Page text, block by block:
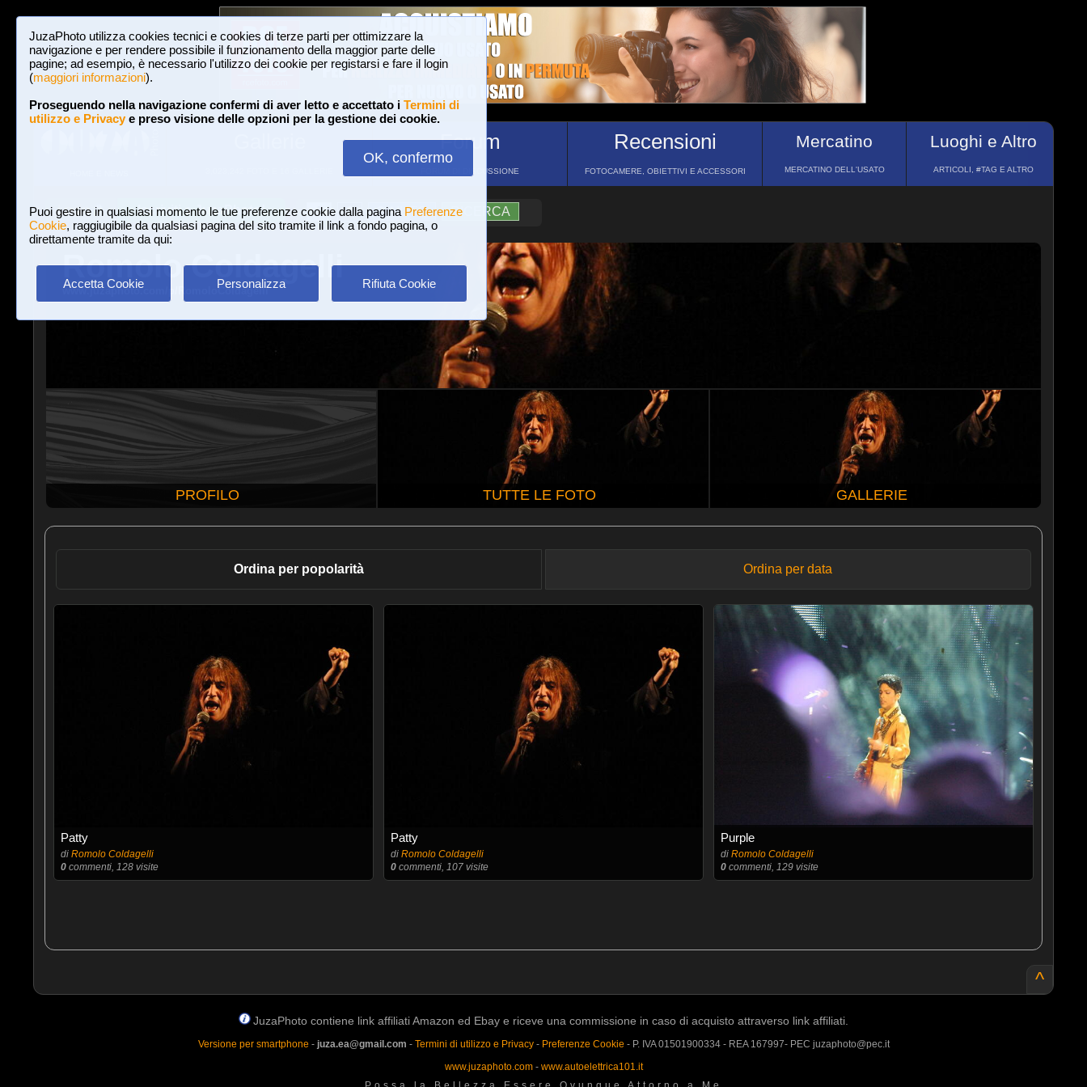
JuzaPhoto utilizza cookies tecnici e cookies di terze parti per ottimizzare la
navigazione e per rendere possibile il funzionamento della maggior parte delle
pagine; ad esempio, è necessario l'utilizzo dei cookie per registarsi e fare il login
(maggiori informazioni).
Proseguendo nella navigazione confermi di aver letto e accettato i Termini di
utilizzo e Privacye preso visione delle opzioni per la gestione dei cookie.
OK, confermo
Puoi gestire in qualsiasi momento le tue preferenze cookie dalla pagina Preferenze
Cookie, raggiugibile da qualsiasi pagina del sito tramite il link a fondo pagina, o
direttamente tramite da qui:
Accetta Cookie Personalizza Rifiuta Cookie
Forum
FORUM DI DISCUSSIONE
Recensioni
FOTOCAMERE, OBIETTIVI E ACCESSORI
Mercatino
MERCATINO DELL'USATO
Luoghi e Altro
ARTICOLI, #TAG E ALTRO
Login Iscriviti a JuzaPhoto! A A ?AIUTO RICERCA
Romolo Coldagelli
www.juzaphoto.com/p/RomoloColdagelli
PROFILO TUTTE LE FOTO GALLERIE
Ordina per popolarità Ordina per data
Patty
di Romolo Coldagelli
0commenti, 128 visite
Patty
di Romolo Coldagelli
0commenti, 107 visite
Purple
diRomolo Coldagelli
0 commenti, 129 visite
^
JuzaPhoto contiene link affiliati Amazon ed Ebay e riceve una commissione in caso di acquisto attraverso link affiliati.
Versione per smartphone - juza.ea@gmail.com - Termini di utilizzo e Privacy- Preferenze Cookie - P. IVA 01501900334 - REA 167997- PEC juzaphoto@pec.it
www.juzaphoto.com- www.autoelettrica101.it